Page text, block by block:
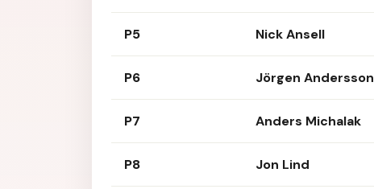
P5 Nick Ansell
P6 Jörgen Andersson
P7 Anders Michalak
P8 Jon Lind